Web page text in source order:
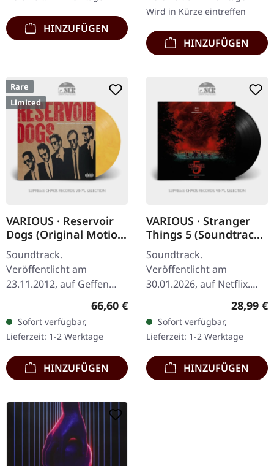
finale Kapitel der…
HINZUFÜGEN
Soundtrack" stellt eine…
Wird in Kürze eintreffen
HINZUFÜGEN
Rare
Limited
VARIOUS · Reservoir
Dogs (Original Motion
Picture Soundtrack) |
ULTRA RARE YELLOW
WHITE BROWN LP
Soundtrack.
Veröffentlicht am
23.11.2012, auf Geffen
Records. Dies ist eine
farbige Vinyl-Ausgabe von
„Mister Y“ im Standard-
Cover. Es handelt sich…
Regulärer Preis:
66,60 €
Sofort verfügbar,
Lieferzeit: 1-2 Werktage
HINZUFÜGEN
VARIOUS · Stranger
Things 5 (Soundtrack
From The Netflix
Series) | BLACK LP
Soundtrack.
Veröffentlicht am
30.01.2026, auf Netflix.
Schwarzes Vinyl. Das
übernatürlichen Saga von
Hawkins verdient einen…
28,99 €
Sofort verfügbar,
Lieferzeit: 1-2 Werktage
HINZUFÜGEN